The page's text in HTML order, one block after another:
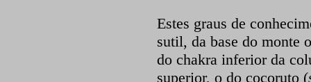
Estes graus de
sutil, da base do monte
do chakra inferior da
superior, o do cocoruto (